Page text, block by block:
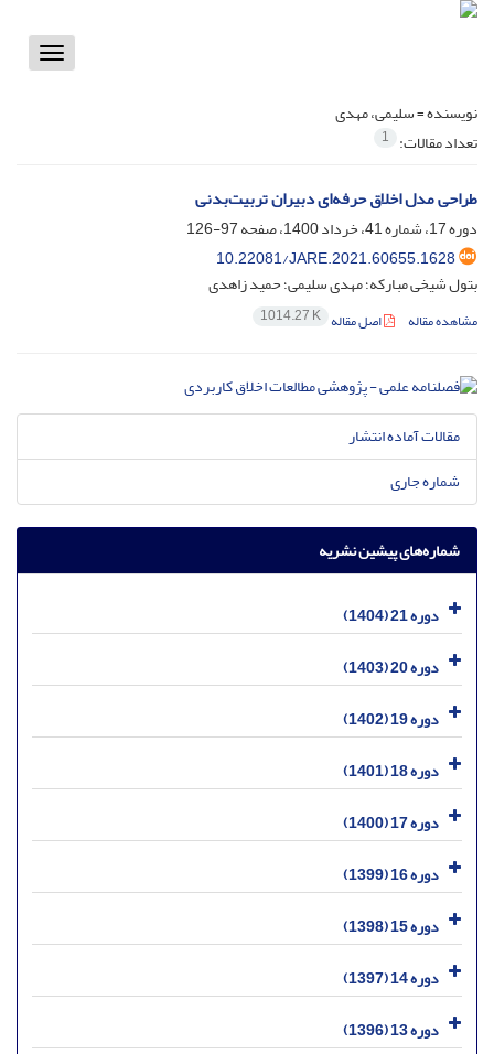
Toggle
نویسنده =سلیمی، مهدی
تعداد مقالات: 1
طراحی مدل اخلاق حرفه‌ای دبیران تربیت‌بدنی
دوره 17، شماره 41، خرداد 1400، صفحه
97-126
10.22081/JARE.2021.60655.1628
بتول شیخی مبارکه؛ مهدی سلیمی؛ حمید زاهدی
مشاهده مقاله اصل مقاله 1014.27 K
مقالات آماده انتشار
شماره جاری
شماره‌های پیشین نشریه
دوره 21 (1404)
دوره 20 (1403)
دوره 19 (1402)
دوره 18 (1401)
دوره 17 (1400)
دوره 16 (1399)
دوره 15 (1398)
دوره 14 (1397)
دوره 13 (1396)